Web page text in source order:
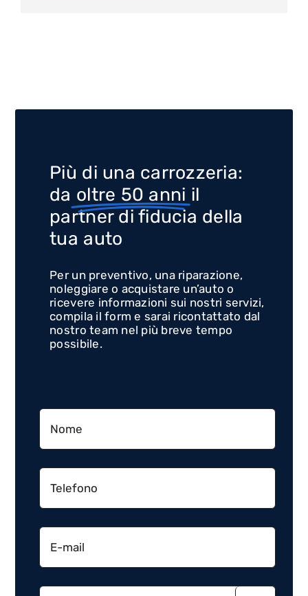
Più di una carrozzeria:
da oltre 50 anni il
partner di fiducia della
tua auto
Per un preventivo, una riparazione,
noleggiare o acquistare un’auto o
ricevere informazioni sui nostri servizi,
compila il form e sarai ricontattato dal
nostro team nel più breve tempo
possibile.